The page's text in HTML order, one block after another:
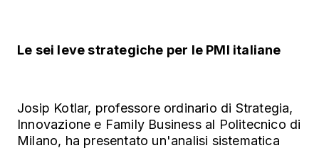
Le sei leve strategiche per le PMI italiane
Josip Kotlar, professore ordinario di Strategia,
Innovazione e Family Business al Politecnico di
Milano, ha presentato un'analisi sistematica